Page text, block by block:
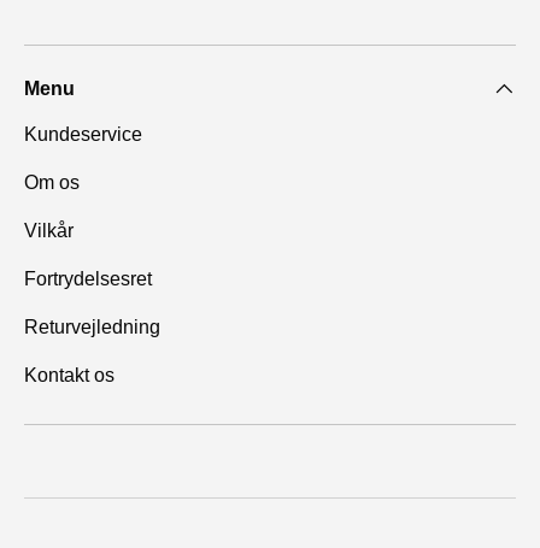
Menu
Kundeservice
Om os
Vilkår
Fortrydelsesret
Returvejledning
Kontakt os